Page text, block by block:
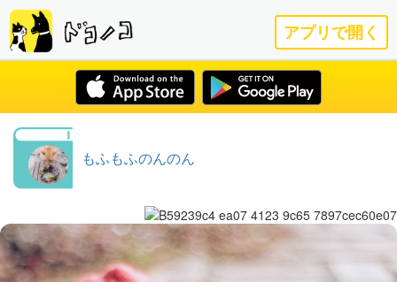
アプリで開く
もふもふのんのん